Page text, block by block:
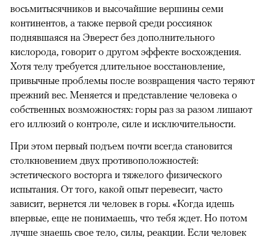
восьмитысячников и высочайшие вершины семи
континентов, а также первой среди россиянок
поднявшаяся на Эверест без дополнительного
кислорода, говорит о другом эффекте восхождения.
Хотя телу требуется длительное восстановление,
привычные проблемы после возвращения часто теряют
прежний вес. Меняется и представление человека о
собственных возможностях: горы раз за разом лишают
его иллюзий о контроле, силе и исключительности.
При этом первый подъем почти всегда становится
столкновением двух противоположностей:
эстетического восторга и тяжелого физического
испытания. От того, какой опыт перевесит, часто
зависит, вернется ли человек в горы. «Когда идешь
впервые, еще не понимаешь, что тебя ждет. Но потом
лучше знаешь свое тело, силы, реакции. Если человек